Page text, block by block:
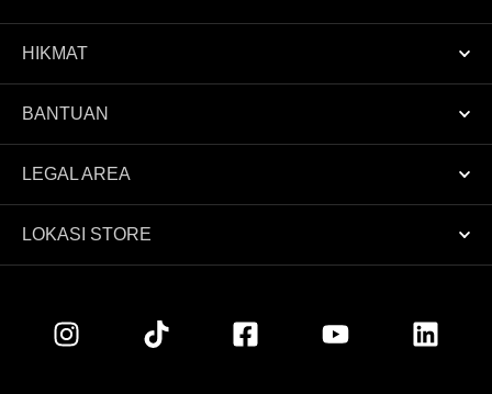
HIKMAT
BANTUAN
LEGAL AREA
LOKASI STORE